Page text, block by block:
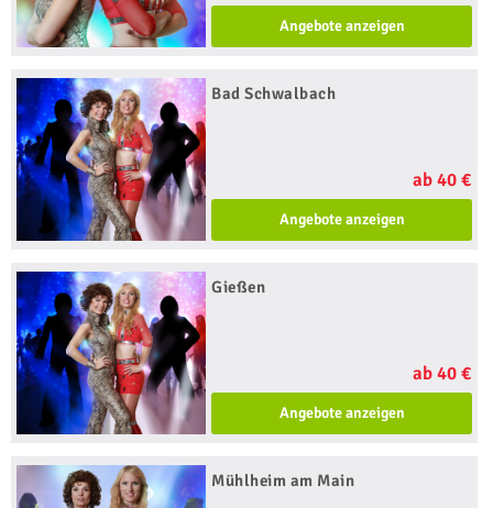
Angebote anzeigen
Bad Schwalbach
ab 40 €
Angebote anzeigen
Gießen
ab 40 €
Angebote anzeigen
Mühlheim am Main